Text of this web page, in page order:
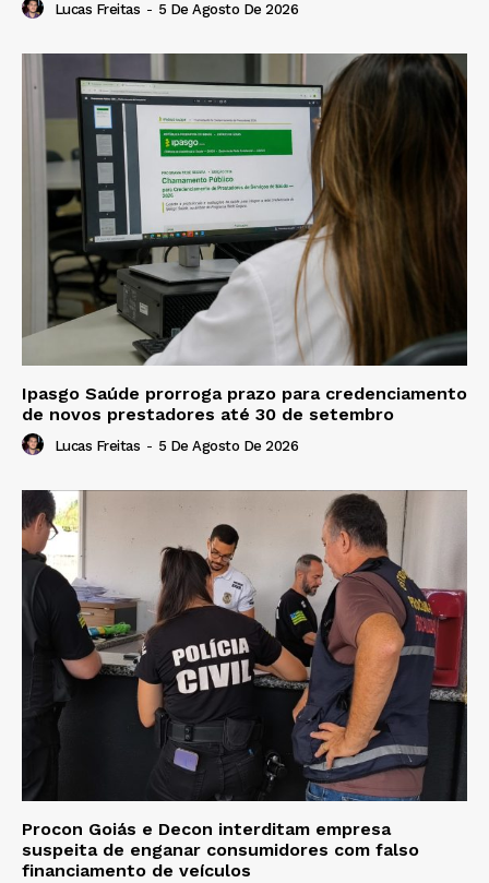
Lucas Freitas - 5 De Agosto De 2026
Ipasgo Saúde prorroga prazo para credenciamento
de novos prestadores até 30 de setembro
Lucas Freitas - 5 De Agosto De 2026
Procon Goiás e Decon interditam empresa
suspeita de enganar consumidores com falso
financiamento de veículos